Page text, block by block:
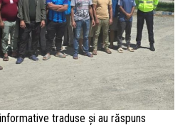
traduse și au răspuns